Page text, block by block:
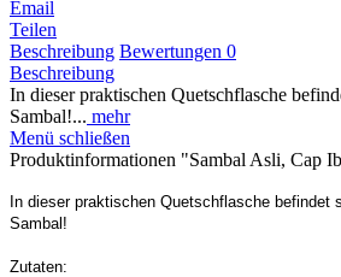
Email
Teilen
Beschreibung Bewertungen 0
Beschreibung
In dieser praktischen Quetschflasche
Sambal!... mehr
Menü schließen
Produktinformationen "Sambal Asli, Cap
In dieser praktischen Quetschflasche befindet
Sambal!
Zutaten: